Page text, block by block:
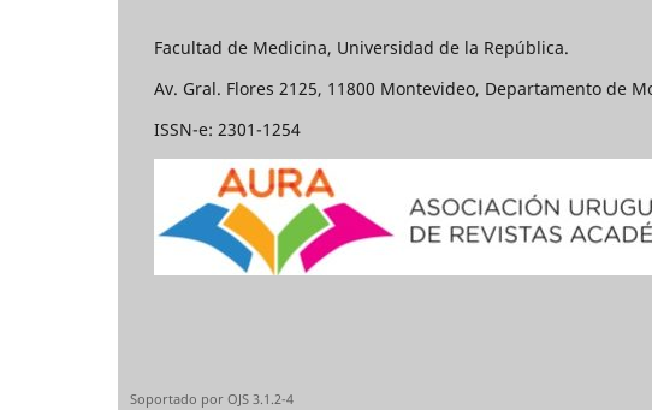
Facultad de Medicina, Universidad de la República.
Av. Gral. Flores 2125, 11800 Montevideo, Departamento de
ISSN-e: 2301-1254
Soportado por OJS 3.1.2-4